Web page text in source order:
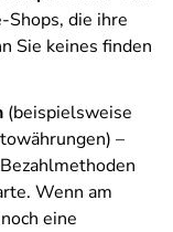
die ihre
Sie keines finden
(beispielsweise
–
Wenn am
eine